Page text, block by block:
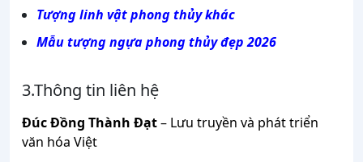
Tượng linh vật phong thủy khác
Mẫu tượng ngựa phong thủy đẹp 2026
3.Thông tin liên hệ
Đúc Đồng Thành Đạt– Lưu truyền và phát triển
văn hóa Việt